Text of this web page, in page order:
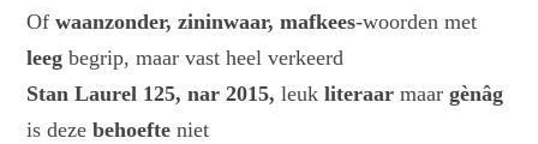
Ofwaanzonder, zininwaar, mafkees-woorden met
leegbegrip, maar vast heel verkeerd
Stan Laurel 125, nar 2015,leuk literaar maargènâg
is dezebehoefte niet